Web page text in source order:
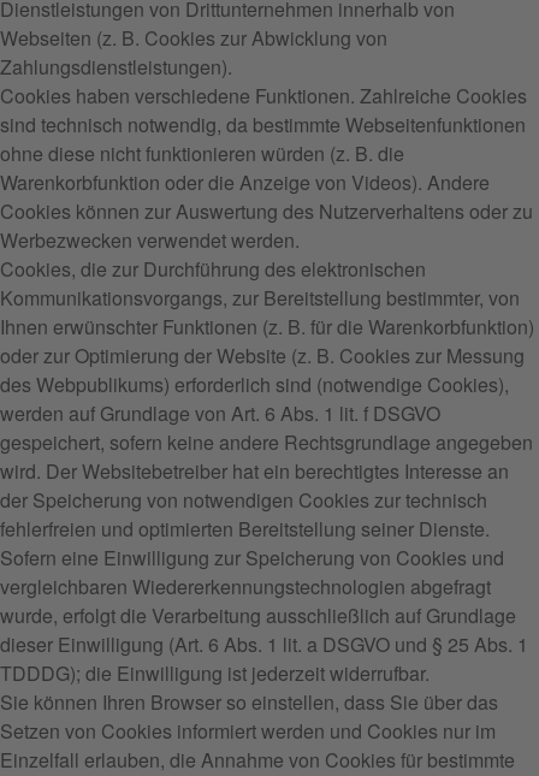
Dienstleistungen von Drittunternehmen innerhalb von
Webseiten (z. B. Cookies zur Abwicklung von
Zahlungsdienstleistungen).
Cookies haben verschiedene Funktionen. Zahlreiche Cookies
sind technisch notwendig, da bestimmte Webseitenfunktionen
ohne diese nicht funktionieren würden (z. B. die
Warenkorbfunktion oder die Anzeige von Videos). Andere
Cookies können zur Auswertung des Nutzerverhaltens oder zu
Werbezwecken verwendet werden.
Cookies, die zur Durchführung des elektronischen
Kommunikationsvorgangs, zur Bereitstellung bestimmter, von
Ihnen erwünschter Funktionen (z. B. für die Warenkorbfunktion)
oder zur Optimierung der Website (z. B. Cookies zur Messung
des Webpublikums) erforderlich sind (notwendige Cookies),
werden auf Grundlage von Art. 6 Abs. 1 lit. f DSGVO
gespeichert, sofern keine andere Rechtsgrundlage angegeben
wird. Der Websitebetreiber hat ein berechtigtes Interesse an
der Speicherung von notwendigen Cookies zur technisch
fehlerfreien und optimierten Bereitstellung seiner Dienste.
Sofern eine Einwilligung zur Speicherung von Cookies und
vergleichbaren Wiedererkennungstechnologien abgefragt
wurde, erfolgt die Verarbeitung ausschließlich auf Grundlage
dieser Einwilligung (Art. 6 Abs. 1 lit. a DSGVO und § 25 Abs. 1
TDDDG); die Einwilligung ist jederzeit widerrufbar.
Sie können Ihren Browser so einstellen, dass Sie über das
Setzen von Cookies informiert werden und Cookies nur im
Einzelfall erlauben, die Annahme von Cookies für bestimmte